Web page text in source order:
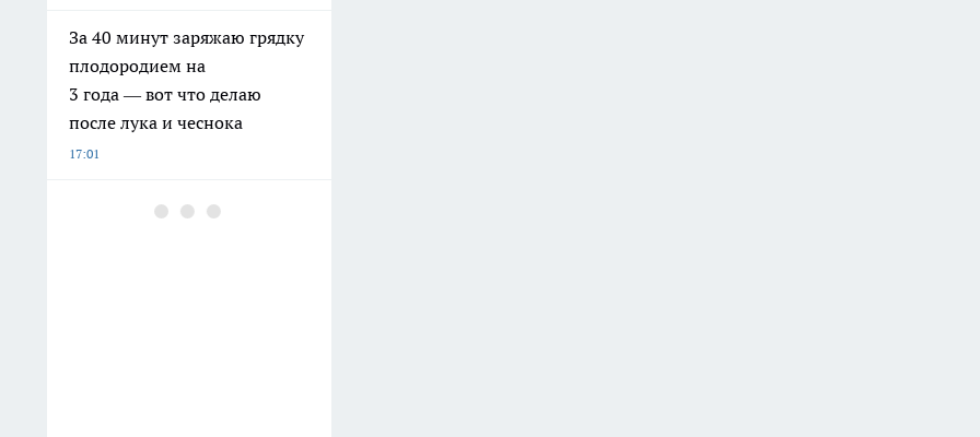
За 40 минут заряжаю грядку
плодородием на
3 года — вот что делаю
после лука и чеснока
17:01
В Екатеринбурге ушел в